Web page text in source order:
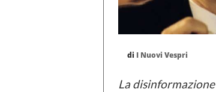
di I Nuovi Vespri
La